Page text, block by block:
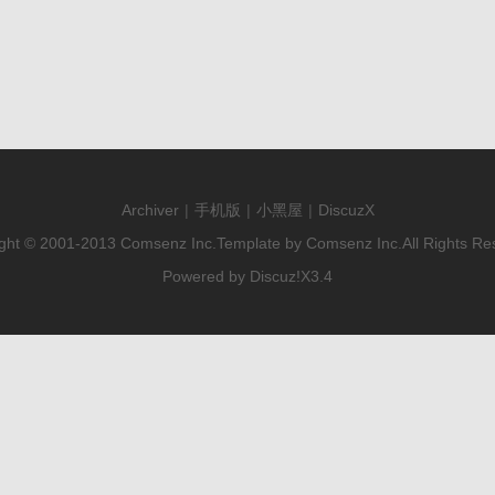
Archiver | 手机版 | 小黑屋 | DiscuzX
© 2001-2013 Comsenz Inc. Template by Comsenz Inc. All Rights
Powered by Discuz!X3.4